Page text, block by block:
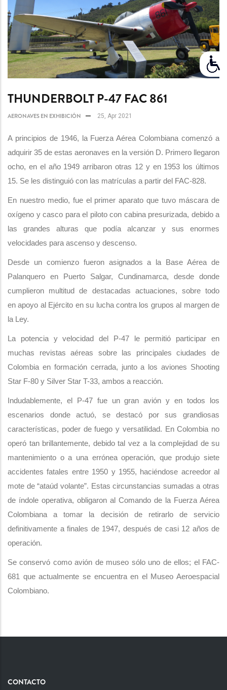
THUNDERBOLT P-47 FAC 861
AERONAVES EN EXHIBICIÓN 25, Apr 2021
A principios de 1946, la Fuerza Aérea Colombiana comenzó a
adquirir 35 de estas aeronaves en la versión D. Primero llegaron
ocho, en el año 1949 arribaron otras 12 y en 1953 los últimos
15. Se les distinguió con las matrículas a partir del FAC-828.
En nuestro medio, fue el primer aparato que tuvo máscara de
oxígeno y casco para el piloto con cabina presurizada, debido a
las grandes alturas que podía alcanzar y sus enormes
velocidades para ascenso y descenso.
Desde un comienzo fueron asignados a la Base Aérea de
Palanquero en Puerto Salgar, Cundinamarca, desde donde
cumplieron multitud de destacadas actuaciones, sobre todo
en apoyo al Ejército en su lucha contra los grupos al margen de
la Ley.
La potencia y velocidad del P-47 le permitió participar en
muchas revistas aéreas sobre las principales ciudades de
Colombia en formación cerrada, junto a los aviones Shooting
Star F-80 y Silver Star T-33, ambos a reacción.
Indudablemente, el P-47 fue un gran avión y en todos los
escenarios donde actuó, se destacó por sus grandiosas
características, poder de fuego y versatilidad. En Colombia no
operó tan brillantemente, debido tal vez a la complejidad de su
mantenimiento o a una errónea operación, que produjo siete
accidentes fatales entre 1950 y 1955, haciéndose acreedor al
mote de “ataúd volante”. Estas circunstancias sumadas a otras
de índole operativa, obligaron al Comando de la Fuerza Aérea
Colombiana a tomar la decisión de retirarlo de servicio
definitivamente a finales de 1947, después de casi 12 años de
operación.
Se conservó como avión de museo sólo uno de ellos; el FAC-
681 que actualmente se encuentra en el Museo Aeroespacial
Colombiano.
CONTACTO